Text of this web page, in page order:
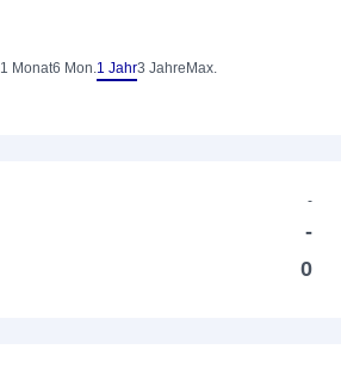
1 Monat6 Mon.1 Jahr3 Jahre Max.
-
-
0